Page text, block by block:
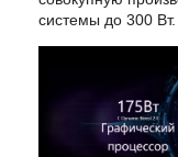
системы до 300 Вт.